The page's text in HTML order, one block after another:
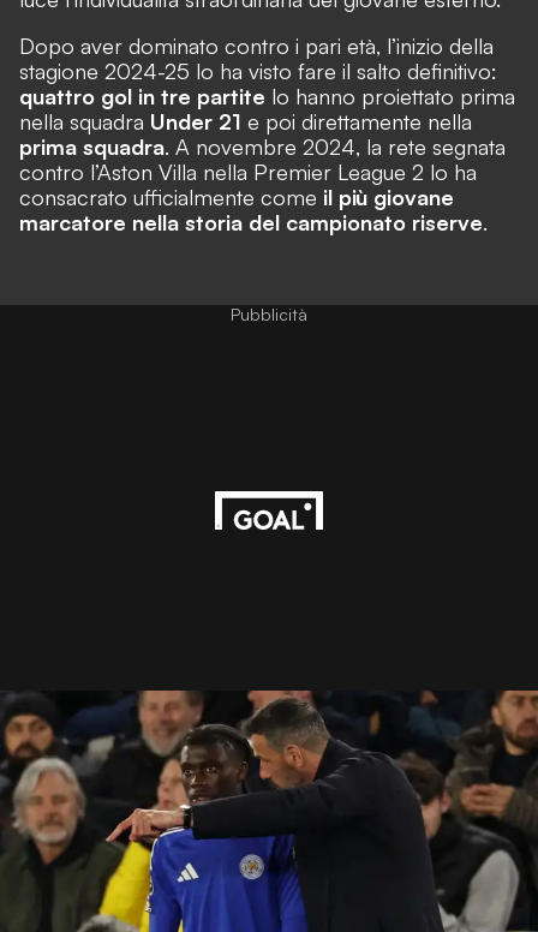
Dopo aver dominato contro i pari età, l’inizio della
stagione 2024-25 lo ha visto fare il salto definitivo:
quattro gol in tre partite lo hanno proiettato prima
nella squadra Under 21 e poi direttamente nella
prima squadra. A novembre 2024, la rete segnata
contro l’Aston Villa nella Premier League 2 lo ha
consacrato ufficialmente come il più giovane
marcatore nella storia del campionato riserve.
Pubblicità